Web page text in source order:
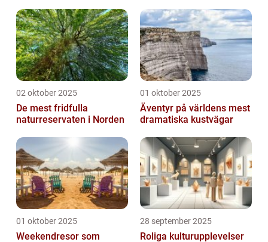
02 oktober 2025
De mest fridfulla
naturreservaten i Norden
01 oktober 2025
Äventyr på världens mest
dramatiska kustvägar
01 oktober 2025
Weekendresor som
28 september 2025
Roliga kulturupplevelser